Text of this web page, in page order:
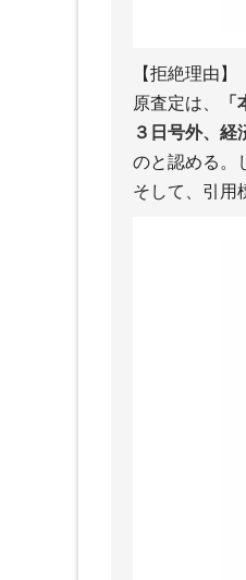
【拒絶理由】
原査定は、
３日号外、
のと認める。
そして、引用